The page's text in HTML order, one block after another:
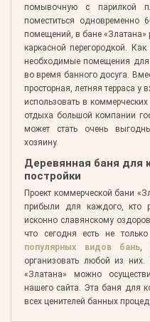
помывочную с парилкой
поместиться одновременно
помещений, в бане «Златана»
каркасной перегородкой.
необходимые помещения для
во время банного досуга.
просторная, летняя терраса у
использовать в
отдыха большой компании
может стать очень
хозяину.
Деревянная баня для
постройки
Проект коммерческой бани
прибыли для каждого, кто
исконно славянскому
что сегодня есть не
популярных видов бань,
организовать любой из
«Златана» можно
нашего сайта. Эта баня для
всех ценителей банных